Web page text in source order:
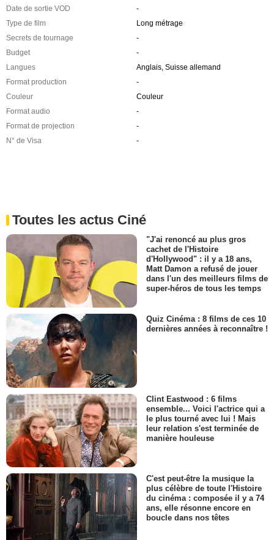
Date de sortie VOD
-
Type de film
Long métrage
Secrets de tournage
-
Budget
-
Langues
Anglais, Suisse allemand
Format production
-
Couleur
Couleur
Format audio
-
Format de projection
-
N° de Visa
-
Toutes les actus Ciné
"J'ai renoncé au plus gros
cachet de l'Histoire
d'Hollywood" : il y a 18 ans,
Matt Damon a refusé de jouer
dans l'un des meilleurs films de
super-héros de tous les temps
Quiz Cinéma : 8 films de ces 10
dernières années à reconnaître !
Clint Eastwood : 6 films
ensemble... Voici l'actrice qui a
le plus tourné avec lui ! Mais
leur relation s'est terminée de
manière houleuse
C'est peut-être la musique la
plus célèbre de toute l'Histoire
du cinéma : composée il y a 74
ans, elle résonne encore en
boucle dans nos têtes